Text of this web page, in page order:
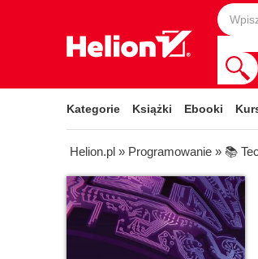
Kategorie Książki Ebooki
Helion.pl » Programowanie » 📚